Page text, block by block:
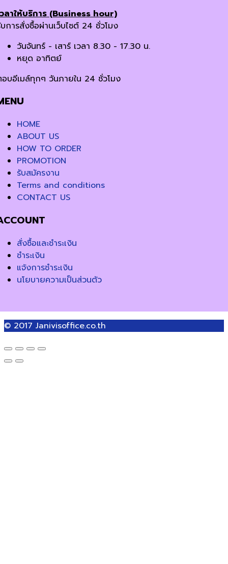
ลาให้บริการ (Business hour)
การสั่งซื้อผ่านเว็บไซต์ 24 ชั่วโมง
วันจันทร์ - เสาร์ เวลา 8.30 - 17.30 น.
หยุด อาทิตย์
บอีเมล์ทุกๆ วันภายใน 24 ชั่วโมง
HOME
ABOUT US
HOW TO ORDER
PROMOTION
รับสมัครงาน
Terms and conditions
CONTACT US
สั่งซื้อและชำระเงิน
ชำระเงิน
แจ้งการชำระเงิน
นโยบายความเป็นส่วนตัว
© 2017 Janivisoffice.co.th